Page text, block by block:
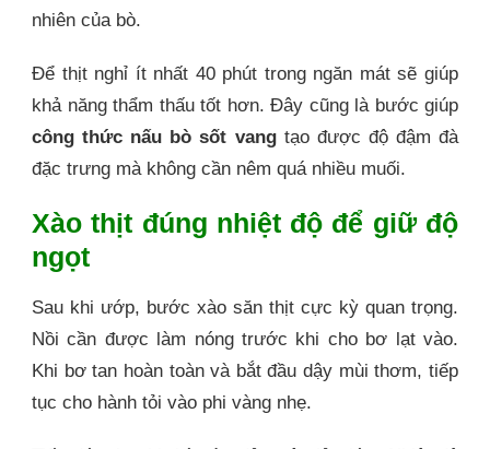
nhiên của bò.
Để thịt nghỉ ít nhất 40 phút trong ngăn mát sẽ giúp
khả năng thẩm thấu tốt hơn. Đây cũng là bước giúp
công thức nấu bò sốt vangtạo được độ đậm đà
đặc trưng mà không cần nêm quá nhiều muối.
Xào thịt đúng nhiệt độ để giữ độ
ngọt
Sau khi ướp, bước xào săn thịt cực kỳ quan trọng.
Nồi cần được làm nóng trước khi cho bơ lạt vào.
Khi bơ tan hoàn toàn và bắt đầu dậy mùi thơm, tiếp
tục cho hành tỏi vào phi vàng nhẹ.